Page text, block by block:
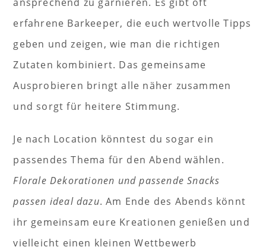
erfahrene Barkeeper, die euch wertvolle Tipps
geben und zeigen, wie man die richtigen
Zutaten kombiniert. Das gemeinsame
Ausprobieren bringt alle näher zusammen
und sorgt für heitere Stimmung.
Je nach Location könntest du sogar ein
passendes Thema für den Abend wählen.
Florale Dekorationen und passende Snacks
passen ideal dazu. Am Ende des Abends könnt
ihr gemeinsam eure Kreationen genießen und
vielleicht einen kleinen Wettbewerb